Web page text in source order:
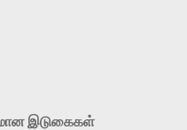
இடுகைகள்